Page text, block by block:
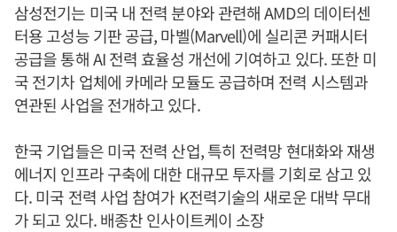
삼성전기는 미국 내 전력 분야와 관련해 AMD의 데이터센
터용 고성능 기판 공급, 마벨(Marvell)에 실리콘 커패시터
공급을 통해 AI 전력 효율성 개선에 기여하고 있다. 또한 미
국 전기차 업체에 카메라 모듈도 공급하며 전력 시스템과
연관된 사업을 전개하고 있다.
한국 기업들은 미국 전력 산업, 특히 전력망 현대화와 재생
에너지 인프라 구축에 대한 대규모 투자를 기회로 삼고 있
다. 미국 전력 사업 참여가 K전력기술의 새로운 대박 무대
가 되고 있다. 배종찬 인사이트케이 소장